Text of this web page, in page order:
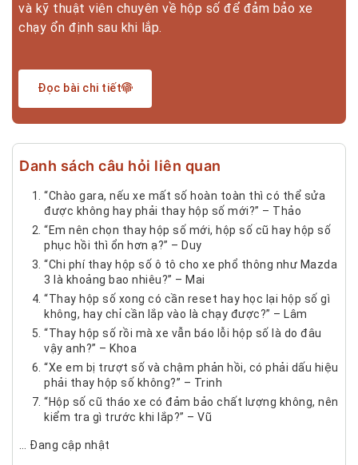
và kỹ thuật viên chuyên về hộp số để đảm bảo xe
chạy ổn định sau khi lắp.
Đọc bài chi tiết
Danh sách câu hỏi liên quan
“Chào gara, nếu xe mất số hoàn toàn thì có thể sửa
được không hay phải thay hộp số mới?” – Thảo
“Em nên chọn thay hộp số mới, hộp số cũ hay hộp số
phục hồi thì ổn hơn ạ?” – Duy
“Chi phí thay hộp số ô tô cho xe phổ thông như Mazda
3 là khoảng bao nhiêu?” – Mai
“Thay hộp số xong có cần reset hay học lại hộp số gì
không, hay chỉ cần lắp vào là chạy được?” – Lâm
“Thay hộp số rồi mà xe vẫn báo lỗi hộp số là do đâu
vậy anh?” – Khoa
“Xe em bị trượt số và chậm phản hồi, có phải dấu hiệu
phải thay hộp số không?” – Trinh
“Hộp số cũ tháo xe có đảm bảo chất lượng không, nên
kiểm tra gì trước khi lắp?” – Vũ
… Đang cập nhật